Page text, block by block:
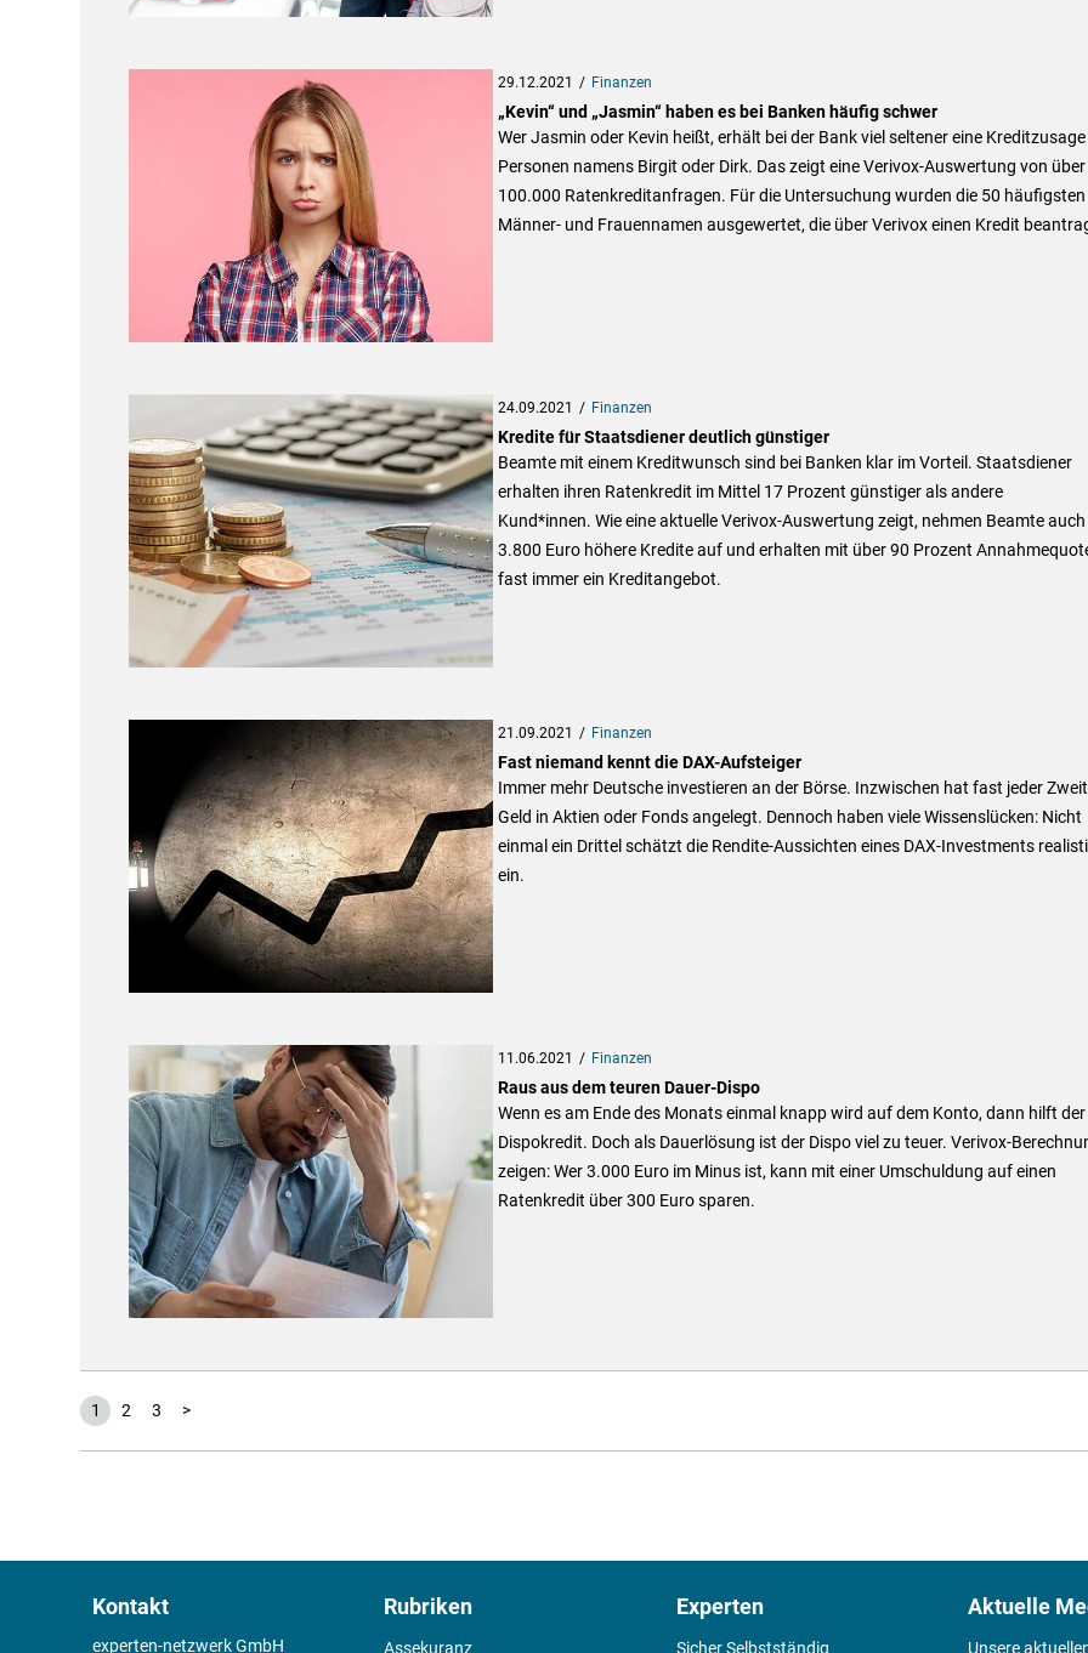
29.12.2021 Finanzen
„Kevin“ und „Jasmin“ haben es bei Banken häufig schwer
Wer Jasmin oder Kevin heißt, erhält bei der Bank viel seltener eine
Personen namens Birgit oder Dirk. Das zeigt eine Verivox-Auswertung von über
100.000 Ratenkreditanfragen. Für die Untersuchung wurden die 50 häufigsten
Männer- und Frauennamen ausgewertet, die über Verivox einen Kredit
24.09.2021 Finanzen
Kredite für Staatsdiener deutlich günstiger
Beamte mit einem Kreditwunsch sind bei Banken klar im Vorteil. Staatsdiener
erhalten ihren Ratenkredit im Mittel 17 Prozent günstiger als andere
Kund*innen. Wie eine aktuelle Verivox-Auswertung zeigt, nehmen Beamte auch
3.800 Euro höhere Kredite auf und erhalten mit über 90 Prozent
fast immer ein Kreditangebot.
21.09.2021 Finanzen
Fast niemand kennt die DAX-Aufsteiger
Immer mehr Deutsche investieren an der Börse. Inzwischen hat fast jeder
Geld in Aktien oder Fonds angelegt. Dennoch haben viele Wissenslücken: Nicht
einmal ein Drittel schätzt die Rendite-Aussichten eines DAX-Investments
ein.
11.06.2021 Finanzen
Raus aus dem teuren Dauer-Dispo
Wenn es am Ende des Monats einmal knapp wird auf dem Konto, dann hilft der
Dispokredit. Doch als Dauerlösung ist der Dispo viel zu teuer. Verivox-
zeigen: Wer 3.000 Euro im Minus ist, kann mit einer Umschuldung auf einen
Ratenkredit über 300 Euro sparen.
1 2 3 >
Kontakt
experten-netzwerk GmbH
Rubriken
Assekuranz
Experten
Sicher Selbstständig
Aktuelle
Unsere